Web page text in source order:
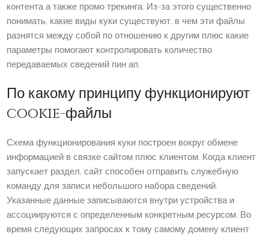
контента а также промо трекинга. Из-за этого существенно
понимать, какие виды куки существуют, в чем эти файлы
разнятся между собой по отношению к другим плюс какие
параметры помогают контролировать количество
передаваемых сведений пин ап.
По какому принципу функционируют
cookie-файлы
Схема функционирования куки построен вокруг обмене
информацией в связке сайтом плюс клиентом. Когда клиент
запускает раздел, сайт способен отправить служебную
команду для записи небольшого набора сведений.
Указанные данные записываются внутри устройства и
ассоциируются с определенным конкретным ресурсом. Во
время следующих запросах к тому самому домену клиент